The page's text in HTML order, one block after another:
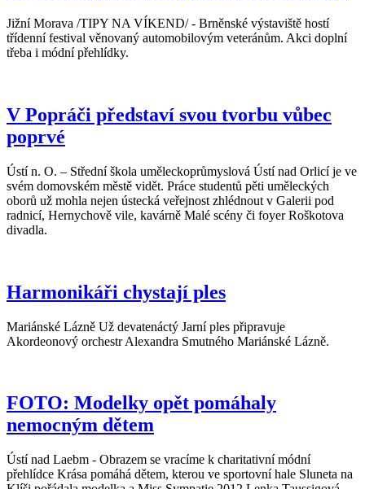
Jižní Morava /TIPY NA VÍKEND/ - Brněnské výstaviště hostí
třídenní festival věnovaný automobilovým veteránům. Akci doplní
třeba i módní přehlídky.
V Popráči představí svou tvorbu vůbec
poprvé
Ústí n. O. – Střední škola uměleckoprůmyslová Ústí nad Orlicí je ve
svém domovském městě vidět. Práce studentů pěti uměleckých
oborů už mohla nejen ústecká veřejnost zhlédnout v Galerii pod
radnicí, Hernychově vile, kavárně Malé scény či foyer Roškotova
divadla.
Harmonikáři chystají ples
Mariánské Lázně Už devatenáctý Jarní ples připravuje
Akordeonový orchestr Alexandra Smutného Mariánské Lázně.
FOTO: Modelky opět pomáhaly
nemocným dětem
Ústí nad Laebm - Obrazem se vracíme k charitativní módní
přehlídce Krása pomáhá dětem, kterou ve sportovní hale Sluneta na